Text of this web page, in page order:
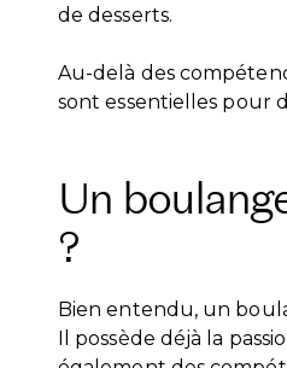
de desserts.
Au-delà des
sont essentielles pour
Un
?
Bien entendu, un
Il possède déjà la